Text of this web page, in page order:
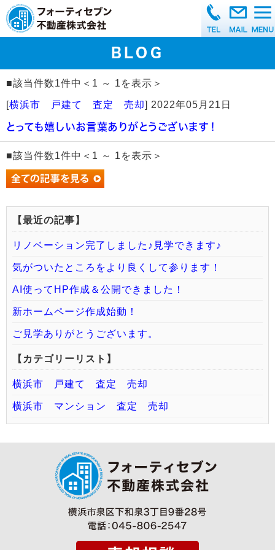
BLOG
■該当件数1件中＜1 ～ 1を表示＞
[横浜市 戸建て 査定 売却] 2022年05月21日
とっても嬉しいお言葉ありがとうございます！
■該当件数1件中＜1 ～ 1を表示＞
【最近の記事】
リノベーション完了しました♪見学できます♪
気がついたところをより良くして参ります！
AI使ってHP作成＆公開できました！
新ホームページ作成始動！
ご見学ありがとうございます。
【カテゴリーリスト】
横浜市 戸建て 査定 売却
横浜市 マンション 査定 売却